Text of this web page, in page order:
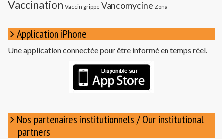
Vaccination Vaccin grippe Vancomycine Zona
Application iPhone
Une application connectée pour être informé en temps réel.
Nos partenaires institutionnels / Our institutional
partners